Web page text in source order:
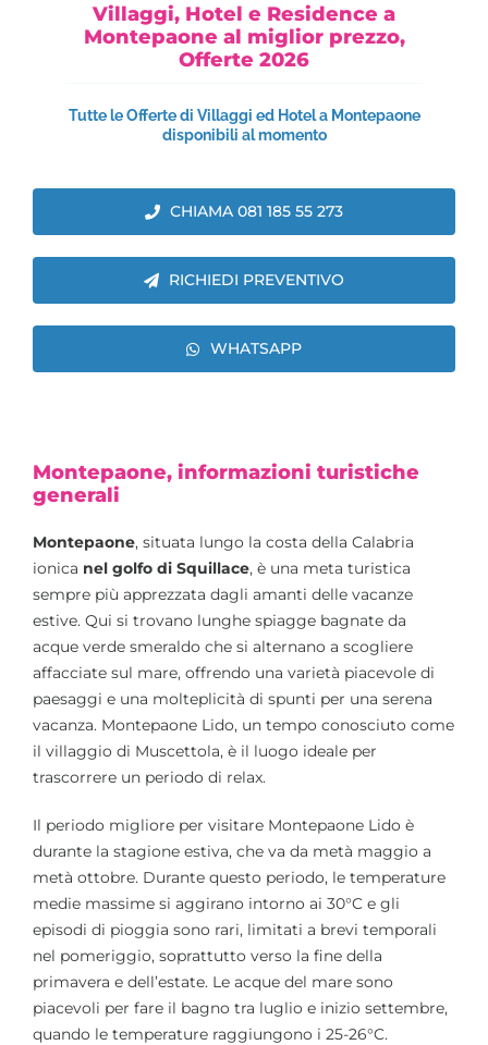
Villaggi, Hotel e Residence a
Montepaone al miglior prezzo,
Offerte 2026
Tutte le Offerte di Villaggi ed Hotel a Montepaone
disponibili al momento
CHIAMA 081 185 55 273
RICHIEDI PREVENTIVO
WHATSAPP
Montepaone, informazioni turistiche
generali
Montepaone, situata lungo la costa della Calabria
ionica nel golfo di Squillace, è una meta turistica
sempre più apprezzata dagli amanti delle vacanze
estive. Qui si trovano lunghe spiagge bagnate da
acque verde smeraldo che si alternano a scogliere
affacciate sul mare, offrendo una varietà piacevole di
paesaggi e una molteplicità di spunti per una serena
vacanza. Montepaone Lido, un tempo conosciuto come
il villaggio di Muscettola, è il luogo ideale per
trascorrere un periodo di relax.
Il periodo migliore per visitare Montepaone Lido è
durante la stagione estiva, che va da metà maggio a
metà ottobre. Durante questo periodo, le temperature
medie massime si aggirano intorno ai 30°C e gli
episodi di pioggia sono rari, limitati a brevi temporali
nel pomeriggio, soprattutto verso la fine della
primavera e dell’estate. Le acque del mare sono
piacevoli per fare il bagno tra luglio e inizio settembre,
quando le temperature raggiungono i 25-26°C.